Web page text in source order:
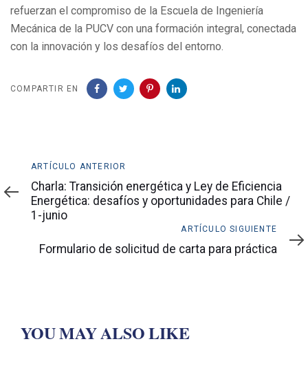
refuerzan el compromiso de la Escuela de Ingeniería
Mecánica de la PUCV con una formación integral, conectada
con la innovación y los desafíos del entorno.
COMPARTIR EN
Artículo
anterior
ARTÍCULO ANTERIOR
Charla: Transición energética y Ley de Eficiencia
Energética: desafíos y oportunidades para Chile /
1-junio
siguiente
ARTÍCULO SIGUIENTE
Formulario de solicitud de carta para práctica
YOU MAY ALSO LIKE